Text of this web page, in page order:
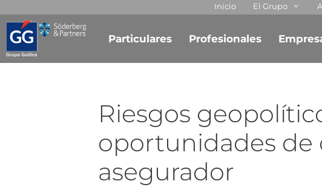
Inicio El Grupo
Particulares Profesionales
Riesgos
oportunidades de
asegurador